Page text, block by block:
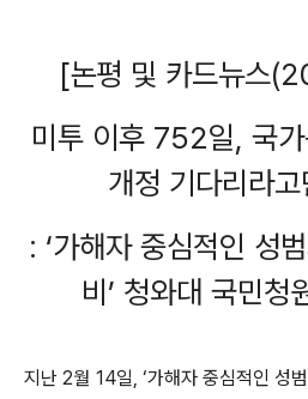
[논평 및 카드뉴스
미투 이후 752일, 국
개정 기다리라
: ‘가해자 중심적인 성
비’ 청와대 국민청
지난 2월 14일, ‘가해자 중심적인 성